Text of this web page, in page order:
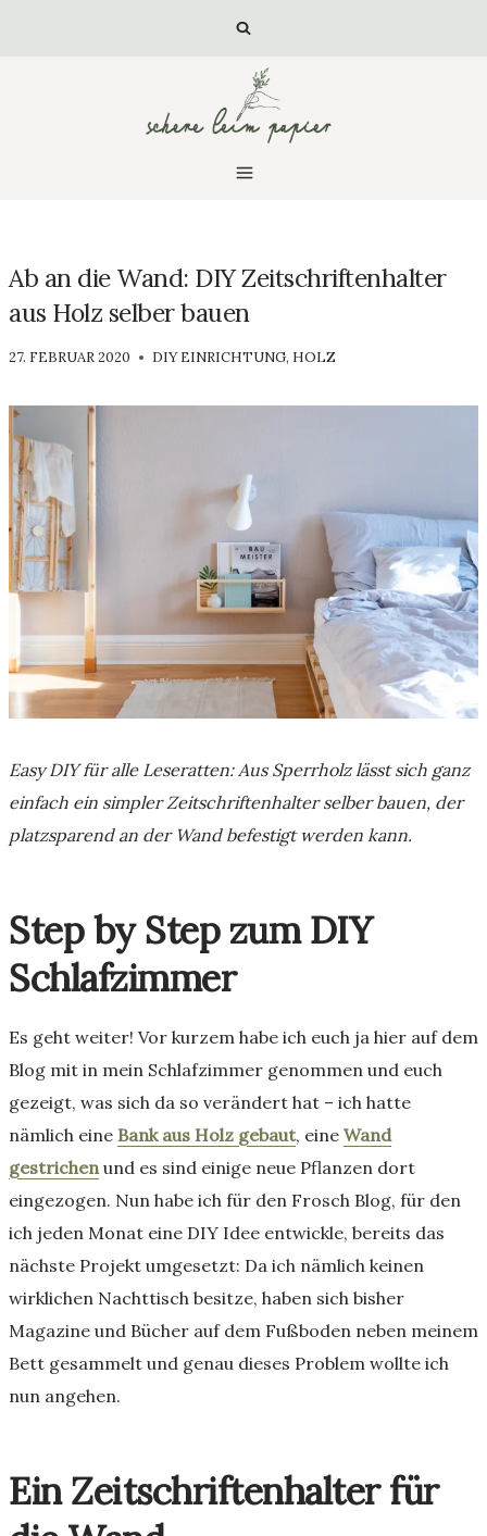
Ab an die Wand: DIY Zeitschriftenhalter
aus Holz selber bauen
VON
27. FEBRUAR 2020 DIY EINRICHTUNG, HOLZ
Easy DIY für alle Leseratten: Aus Sperrholz lässt sich ganz
einfach ein simpler Zeitschriftenhalter selber bauen, der
platzsparend an der Wand befestigt werden kann.
Step by Step zum DIY
Schlafzimmer
Es geht weiter! Vor kurzem habe ich euch ja hier auf dem
Blog mit in mein Schlafzimmer genommen und euch
gezeigt, was sich da so verändert hat – ich hatte
nämlich eine Bank aus Holz gebaut, eine Wand
gestrichen und es sind einige neue Pflanzen dort
eingezogen. Nun habe ich für den Frosch Blog, für den
ich jeden Monat eine DIY Idee entwickle, bereits das
nächste Projekt umgesetzt: Da ich nämlich keinen
wirklichen Nachttisch besitze, haben sich bisher
Magazine und Bücher auf dem Fußboden neben meinem
Bett gesammelt und genau dieses Problem wollte ich
nun angehen.
Ein Zeitschriftenhalter für